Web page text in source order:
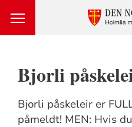
Bjorli
Bjorli påskeleir er
påmeldt! MEN: Hvis